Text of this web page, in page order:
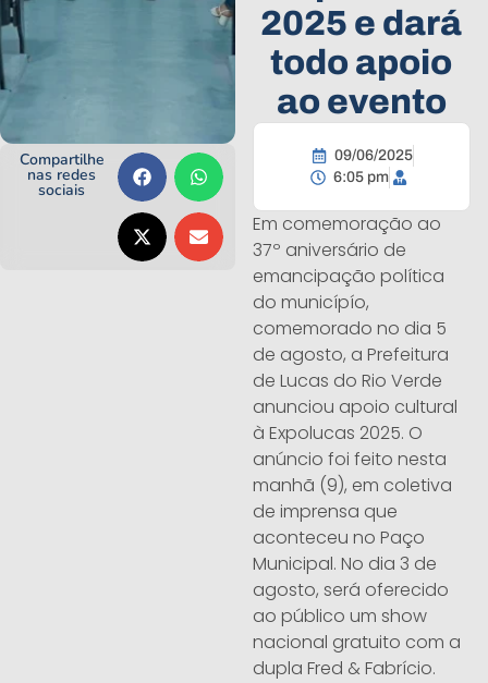
Compartilhe
nas redes
sociais
2025 e dará
todo apoio
ao evento
09/06/2025
6:05 pm
Em comemoração ao
37º aniversário de
emancipação política
do municípío,
comemorado no dia 5
de agosto, a Prefeitura
de Lucas do Rio Verde
anunciou apoio cultural
à Expolucas 2025. O
anúncio foi feito nesta
manhã (9), em coletiva
de imprensa que
aconteceu no Paço
Municipal. No dia 3 de
agosto, será oferecido
ao público um show
nacional gratuito com a
dupla Fred & Fabrício.